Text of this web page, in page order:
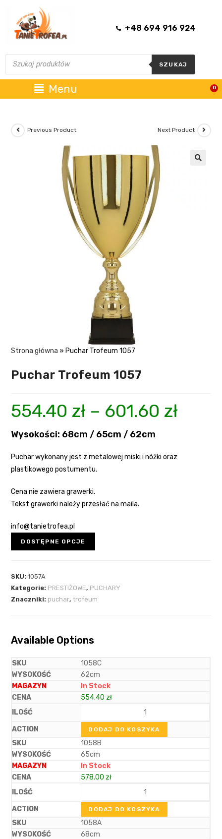
+48 694 916 924
SZUKAJ
Menu 0
Previous Product Next Product
Strona główna » Puchar Trofeum 1057
Puchar Trofeum 1057
554.40 zł – 601.60 zł
Wysokości: 68cm / 65cm / 62cm
Puchar wykonany jest z metalowej miski i nóżki oraz
plastikowego postumentu.
Cena nie zawiera grawerki.
Tekst grawerki należy przesłać na maila.
info@tanietrofea.pl
DOSTĘPNE OPCJE
SKU:1057A
Kategorie: PRESTIŻOWE, PUCHARY
Znaczniki: puchar,trofeum
Available Options
1058C
62cm
In Stock
554.40 zł
DODAJ DO KOSZYKA
1058B
65cm
In Stock
578.00 zł
DODAJ DO KOSZYKA
1058A
68cm